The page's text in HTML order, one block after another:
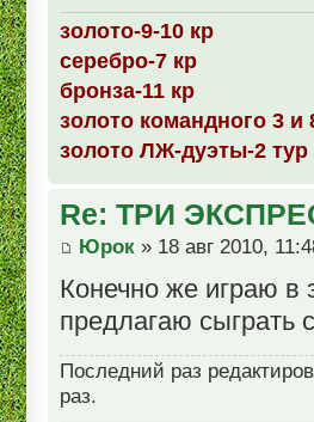
золото-9-10 кр
серебро-7 кр
бронза-11 кр
золото командного 3 и
золото ЛЖ-дуэты-2 тур
Re: ТРИ
Юрок » 18 авг 2010,
Конечно же играю в
предлагаю сыграть
Последний раз
раз.